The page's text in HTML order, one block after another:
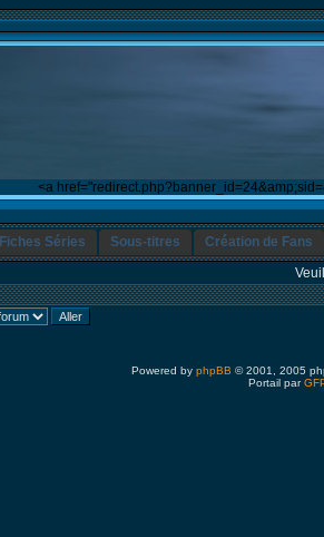
<a
Fiches Séries Sous-titres
Création de Fans
Powered by phpBB © 2001, 2005
Portail par